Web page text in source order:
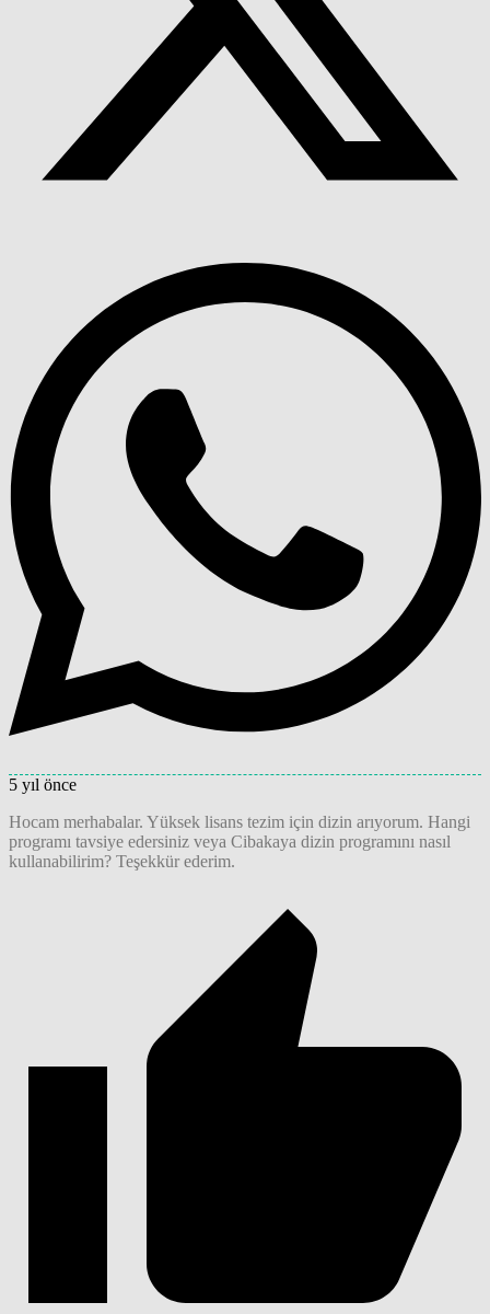
5 yıl önce
Hocam merhabalar. Yüksek lisans tezim için dizin arıyorum. Hangi
programı tavsiye edersiniz veya Cibakaya dizin programını nasıl
kullanabilirim? Teşekkür ederim.